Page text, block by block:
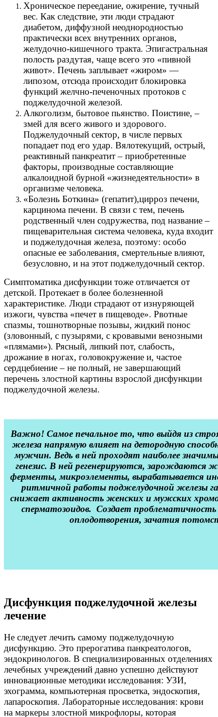
Хроническое переедание, ожирение, тучный
вес. Как следствие, эти люди страдают
диабетом, диффузной неоднородностью
практически всех внутренних органов,
желудочно-кишечного тракта. Эпигастральная
полость раздутая, чаще всего это «пивной
живот». Печень заплывает «жиром» —
липозом, отсюда происходит блокировка
функций желчно-печеночных протоков с
поджелудочной железой.
Алкоголизм, бытовое пьянство. Поистине, –
змей для всего живого и здорового.
Поджелудочный сектор, в числе первых
попадает под его удар. Вялотекущий, острый,
реактивный панкреатит – приобретенные
факторы, производные составляющие
алкалоидной бурной «жизнедеятельности» в
организме человека.
«Болезнь Боткина» (гепатит),цирроз печени,
карцинома печени. В связи с тем, печень
родственный член содружества, под название –
пищеварительная система человека, куда входит
и поджелудочная железа, поэтому: особо
опасные ее заболевания, смертельные влияют,
безусловно, и на этот поджелудочный сектор.
Симптоматика дисфункции тоже отличается от
детской. Протекает в более болезненной
характеристике. Люди страдают от изнуряющей
изжоги, чувства «печет в пищеводе». Рвотные
спазмы, тошнотворные позывы, жидкий понос
(зловонный, с пузырями, с кровавыми венозными
«плямами»). Рясный, липкий пот, слабость,
дрожание в ногах, головокружение и, частое
сердцебиение – не полный, не завершающий
перечень злостной картины взрослой дисфункции
поджелудочной железы.
Важно! Самое печальное то, что выйдя из
железа напрямую влияет на детородную
мужчин. Ведь в ней проходят наиболее
генезис. В ней регенерируются, зарождаются
ферменты, микроэлементы, вырабатывается
ритмичной работы поджелудочной железы
снижает активность женских и мужских
сперматозоидов. Создает проблематичность
оплодотворения, зачатия
Дисфункция поджелудочной железы
лечение
Не следует лечить самому поджелудочную
дисфункцию. Это прерогатива панкреатологов,
эндокринологов. В специализированных отделениях
лечебных учреждений давно успешно действуют
инновационные методики исследования: УЗИ,
эхограмма, компьютерная просветка, эндоскопия,
лапароскопия. Лабораторные исследования: крови
на маркеры злостной микрофлоры, которая